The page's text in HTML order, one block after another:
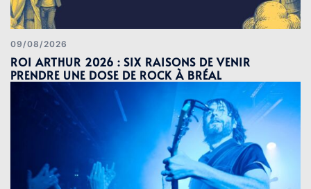
09/08/2026
ROI ARTHUR 2026 : SIX RAISONS DE VENIR
PRENDRE UNE DOSE DE ROCK À BRÉAL